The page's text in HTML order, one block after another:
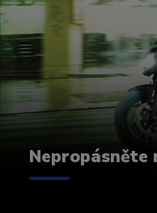
Nepropásněte